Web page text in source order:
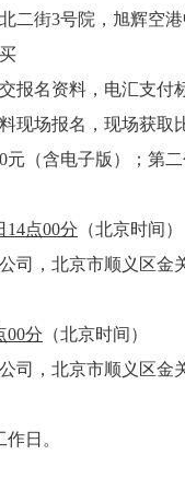
二街3号院，旭辉空
报名资料，电汇支
现场报名，现场获取
元（含电子版）；第
14点00分 （北京时间）
司，北京市顺义区金
00分 （北京时间）
司，北京市顺义区金
作日。